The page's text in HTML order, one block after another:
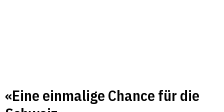
«Eine einmalige Chance für die